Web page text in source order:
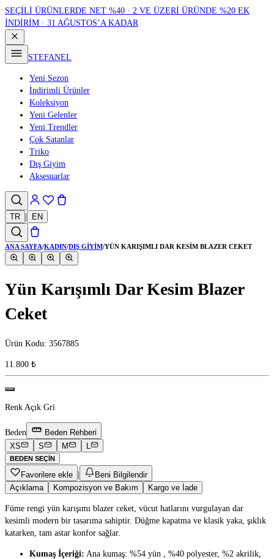
SEÇİLİ ÜRÜNLERDE NET %40 · 2 VE ÜZERİ ÜRÜNDE %20 EK
İNDİRİM · 31 AĞUSTOS’A KADAR
STEFANEL
Yeni Sezon
İndirimli Ürünler
Koleksiyon
Yeni Gelenler
Yeni Trendler
Çok Satanlar
Triko
Dış Giyim
Aksesuarlar
TR EN
ANA SAYFA/KADIN/DIŞ GIYIM/YÜN KARIŞIMLI DAR KESIM BLAZER CEKET
Yün Karışımlı Dar Kesim Blazer
Ceket
Ürün Kodu: 3567885
11.800 ₺
Renk Açık Gri
Beden
Beden Rehberi
XS
S M L
BEDEN SEÇIN
Favorilere ekle |
Beni Bilgilendir
Açıklama
Kompozisyon ve Bakım Kargo ve İade
Füme rengi yün karışımı blazer ceket, vücut hatlarını vurgulayan dar
kesimli modern bir tasarıma sahiptir. Düğme kapatma ve klasik yaka, şıklık
katarken, tam astar konfor sağlar.
Kumaş İçeriği: Ana kumaş: %54 yün , %40 polyester, %2 akrilik,